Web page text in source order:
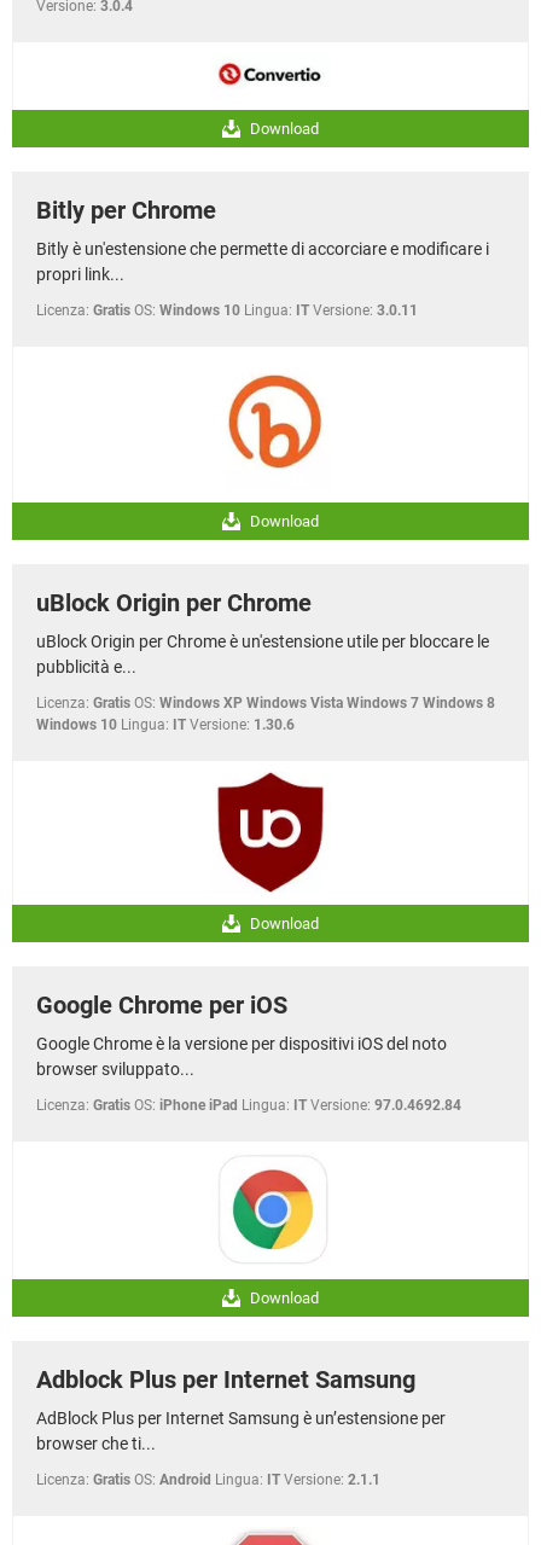
Versione: 3.0.4
Download
Bitly per Chrome
Bitly è un'estensione che permette di accorciare e modificare i
propri link...
Licenza: Gratis OS: Windows 10 Lingua: IT Versione: 3.0.11
Download
uBlock Origin per Chrome
uBlock Origin per Chrome è un'estensione utile per bloccare le
pubblicità e...
Licenza: Gratis OS: Windows XP Windows Vista Windows 7 Windows 8
Windows 10 Lingua: IT Versione: 1.30.6
Download
Google Chrome per iOS
Google Chrome è la versione per dispositivi iOS del noto
browser sviluppato...
Licenza: Gratis OS: iPhone iPad Lingua: IT Versione: 97.0.4692.84
Download
Adblock Plus per Internet Samsung
AdBlock Plus per Internet Samsung è un’estensione per
browser che ti...
Licenza: Gratis OS: Android Lingua: IT Versione: 2.1.1